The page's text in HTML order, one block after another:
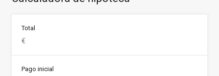
Total
Pago inicial